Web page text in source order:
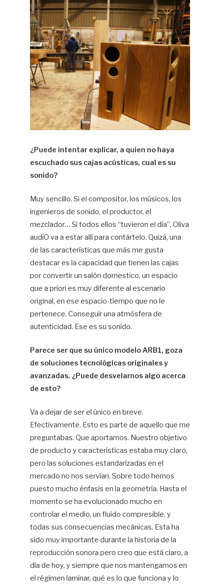
¿Puede intentar explicar, a quien no haya
escuchado sus cajas acústicas, cual es su
sonido?
Muy sencillo. Si el compositor, los músicos, los
ingenieros de sonido, el productor, el
mezclador… Si todos ellos “tuvieron el día”, Oliva
audiO va a estar allí para contártelo. Quizá, una
de las características que más me gusta
destacar es la capacidad que tienen las cajas
por convertir un salón domestico, un espacio
que a priori es muy diferente al escenario
original, en ese espacio-tiempo que no le
pertenece. Conseguir una atmósfera de
autenticidad. Ese es su sonido.
Parece ser que su único modelo ARB1, goza
de soluciones tecnológicas originales y
avanzadas. ¿Puede desvelarnos algo acerca
de esto?
Va a dejar de ser el único en breve.
Efectivamente. Esto es parte de aquello que me
preguntabas. Que aportamos. Nuestro objetivo
de producto y características estaba muy claro,
pero las soluciones estandarizadas en el
mercado no nos servían. Sobre todo hemos
puesto mucho énfasis en la geometría. Hasta el
momento se ha evolucionado mucho en
controlar el medio, un fluido compresible, y
todas sus consecuencias mecánicas. Esta ha
sido muy importante durante la historia de la
reproducción sonora pero creo que está claro, a
día de hoy, y siempre que nos mantengamos en
el régimen laminar, qué es lo que funciona y lo